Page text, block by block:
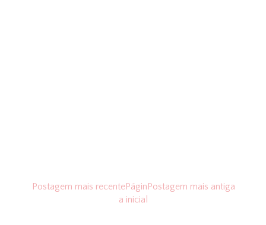
Postagem mais recente Postagem mais antiga
Págin
a inicial